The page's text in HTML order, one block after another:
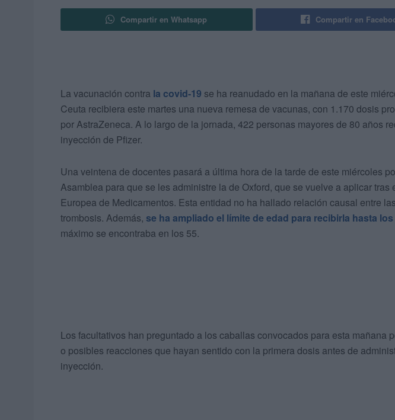
Compartir en Whatsapp Compartir en
La vacunación contra la covid-19 se ha reanudado en la mañana de este
Ceuta recibiera este martes una nueva remesa de vacunas, con 1.170 dosis
por AstraZeneca. A lo largo de la jornada, 422 personas mayores de 80 años
inyección de Pfizer.
Una veintena de docentes pasará a última hora de la tarde de este miércoles
Asamblea para que se les administre la de Oxford, que se vuelve a aplicar tras
Europea de Medicamentos. Esta entidad no ha hallado relación causal entre
trombosis. Además, se ha ampliado el límite de edad para recibirla hasta
máximo se encontraba en los 55.
Los facultativos han preguntado a los caballas convocados para esta mañana
o posibles reacciones que hayan sentido con la primera dosis antes de
inyección.